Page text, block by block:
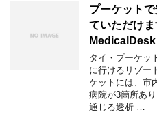
プーケット
ていただけ
MedicalDesk
タイ・プーケッ
に行けるリゾー
ケットには、市
病院が3箇所あ
通じる透析 …